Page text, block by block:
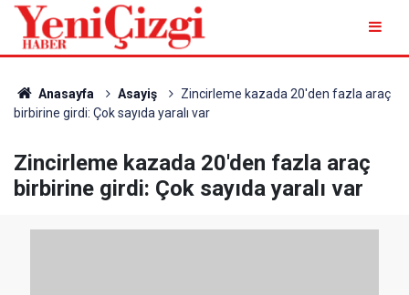
Anasayfa Asayiş
Zincirleme kazada 20'den fazla araç
birbirine girdi: Çok sayıda yaralı var
Zincirleme kazada 20'den fazla araç
birbirine girdi: Çok sayıda yaralı var